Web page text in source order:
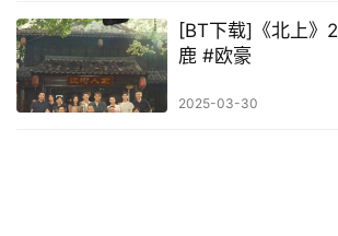
[BT下载]《北上》
鹿 #欧豪
2025-03-30